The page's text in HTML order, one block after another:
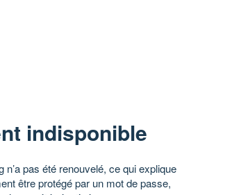
indisponible
pas été renouvelé, ce qui explique
être protégé par un mot de passe,